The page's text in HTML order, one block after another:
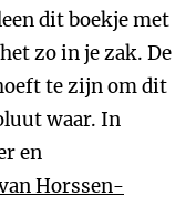
dit boekje met
zo in je zak. De
te zijn om dit
waar. In
en
Horssen-